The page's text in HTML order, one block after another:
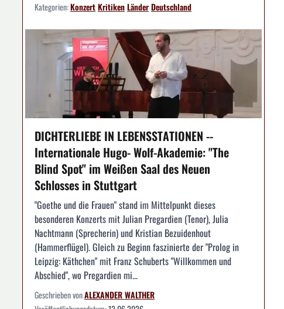
Kategorien:KonzertKritikenLänderDeutschland
DICHTERLIEBE IN LEBENSSTATIONEN --
Internationale Hugo- Wolf-Akademie: "The
Blind Spot" im Weißen Saal des Neuen
Schlosses in Stuttgart
"Goethe und die Frauen" stand im Mittelpunkt dieses
besonderen Konzerts mit Julian Pregardien (Tenor), Julia
Nachtmann (Sprecherin) und Kristian Bezuidenhout
(Hammerflügel). Gleich zu Beginn faszinierte der "Prolog in
Leipzig: Käthchen" mit Franz Schuberts "Willkommen und
Abschied", wo Pregardien mi...
Geschrieben vonALEXANDER WALTHER